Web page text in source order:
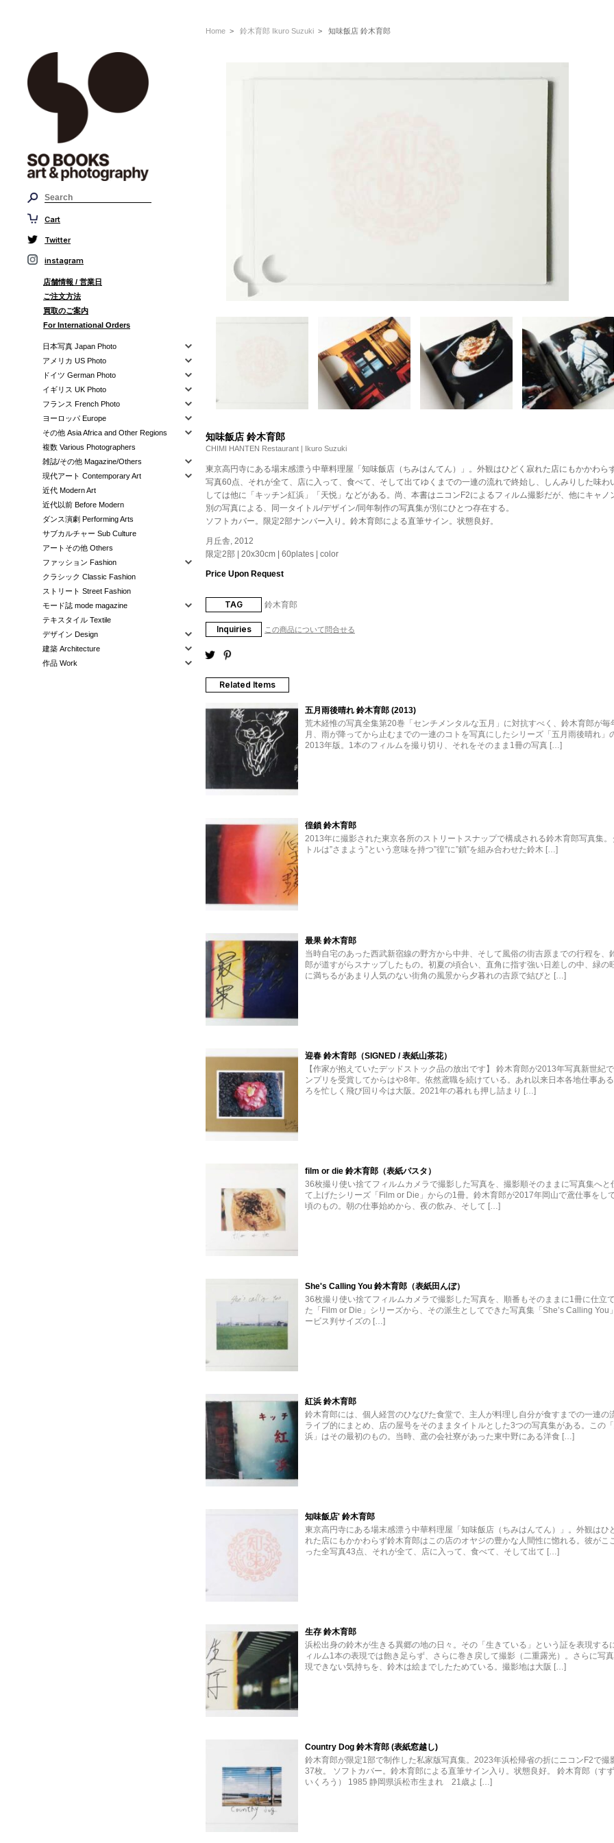
Cart
Twitter
instagram
店舗情報 / 営業日
ご注文方法
買取のご案内
For International Orders
日本写真 Japan Photo
アメリカ US Photo
ドイツ German Photo
イギリス UK Photo
フランス French Photo
ヨーロッパ Europe
その他 Asia Africa and Other Regions
複数 Various Photographers
雑誌/その他 Magazine/Others
現代アート Contemporary Art
近代 Modern Art
近代以前 Before Modern
ダンス演劇 Performing Arts
サブカルチャー Sub Culture
アートその他 Others
ファッション Fashion
クラシック Classic Fashion
ストリート Street Fashion
モード誌 mode magazine
テキスタイル Textile
デザイン Design
建築 Architecture
作品 Work
Home > 鈴木育郎 Ikuro Suzuki > 知味飯店 鈴木育郎
知味飯店 鈴木育郎
CHIMI HANTEN Restaurant | Ikuro Suzuki
東京高円寺にある場末感漂う中華料理屋「知味飯店（ちみはんてん）」。外観はひどく寂れた店にもかかわ
写真60点、それが全て、店に入って、食べて、そして出てゆくまでの一連の流れで終始し、しんみりした味
しては他に「キッチン紅浜」「天悦」などがある。尚、本書はニコンF2によるフィルム撮影だが、他にキャ
別の写真による、同一タイトル/デザイン/同年制作の写真集が別にひとつ存在する。
ソフトカバー。限定2部ナンバー入り。鈴木育郎による直筆サイン。状態良好。
月丘舎, 2012
限定2部 | 20x30cm | 60plates | color
Price Upon Request
TAG 鈴木育郎
Inquiries この商品について問合せる
Related Items
五月雨後晴れ 鈴木育郎 (2013)
荒木経惟の写真全集第20巻「センチメンタルな五月」に対抗すべく、鈴木育郎が毎
月、雨が降ってから止むまでの一連のコトを写真にしたシリーズ「五月雨後晴れ」
2013年版。1本のフィルムを撮り切り、それをそのまま1冊の写真 […]
徨鎖 鈴木育郎
2013年に撮影された東京各所のストリートスナップで構成される鈴木育郎写真集。
トルは”さまよう”という意味を持つ”徨”に”鎖”を組み合わせた鈴木 […]
最果 鈴木育郎
当時自宅のあった西武新宿線の野方から中井、そして風俗の街吉原までの行程を、
郎が道すがらスナップしたもの。初夏の頃合い、直角に指す強い日差しの中、緑の
に満ちるがあまり人気のない街角の風景から夕暮れの吉原で結びと […]
迎春 鈴木育郎（SIGNED / 表紙山茶花）
【作家が抱えていたデッドストック品の放出です】 鈴木育郎が2013年写真新世紀
ンプリを受賞してからはや8年。依然鳶職を続けている。あれ以来日本各地仕事ある
ろを忙しく飛び回り今は大阪。2021年の暮れも押し詰まり […]
film or die 鈴木育郎（表紙パスタ）
36枚撮り使い捨てフィルムカメラで撮影した写真を、撮影順そのままに写真集へと
て上げたシリーズ「Film or Die」からの1冊。鈴木育郎が2017年岡山で鳶仕事をし
頃のもの。朝の仕事始めから、夜の飲み、そして […]
She's Calling You 鈴木育郎（表紙田んぼ）
36枚撮り使い捨てフィルムカメラで撮影した写真を、順番もそのままに1冊に仕立
た「Film or Die」シリーズから、その派生としてできた写真集「She’s Calling You
ービス判サイズの […]
紅浜 鈴木育郎
鈴木育郎には、個人経営のひなびた食堂で、主人が料理し自分が食すまでの一連の
ライブ的にまとめ、店の屋号をそのままタイトルとした3つの写真集がある。この
浜」はその最初のもの。当時、鳶の会社寮があった東中野にある洋食 […]
知味飯店' 鈴木育郎
東京高円寺にある場末感漂う中華料理屋「知味飯店（ちみはんてん）」。外観はひ
れた店にもかかわらず鈴木育郎はこの店のオヤジの豊かな人間性に惚れる。彼がこ
った全写真43点、それが全て、店に入って、食べて、そして出て […]
生存 鈴木育郎
浜松出身の鈴木が生きる異郷の地の日々。その「生きている」という証を表現する
ィルム1本の表現では飽き足らず、さらに巻き戻して撮影（二重露光）。さらに写
現できない気持ちを、鈴木は絵までしたためている。撮影地は大阪 […]
Country Dog 鈴木育郎 (表紙窓越し)
鈴木育郎が限定1部で制作した私家版写真集。2023年浜松帰省の折にニコンF2で撮
37枚。 ソフトカバー。鈴木育郎による直筆サイン入り。状態良好。 鈴木育郎（すず
いくろう） 1985 静岡県浜松市生まれ 21歳よ […]